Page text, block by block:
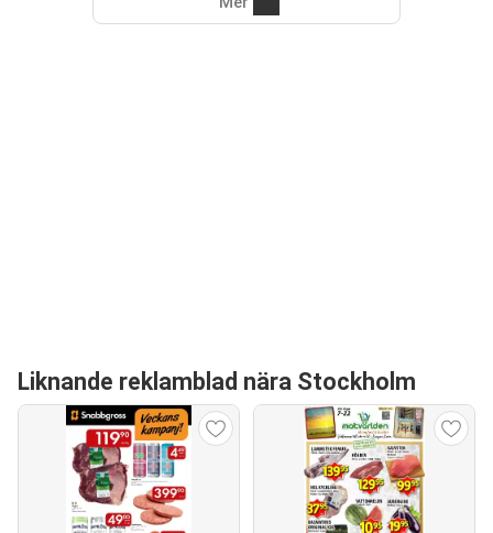
Liknande reklamblad nära Stockholm